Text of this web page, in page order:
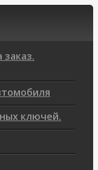
ключей.